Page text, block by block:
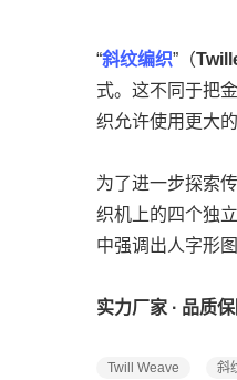
“斜纹编织”（
式。这不同于把
织允许使用更大的
为了进一步探索
织机上的四个独
中强调出人字形图
实力厂家 · 品质
Twill Weave 斜